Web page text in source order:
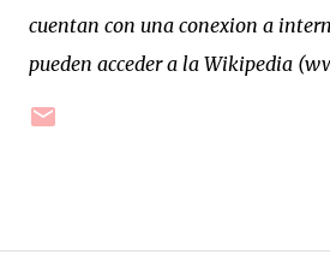
cuentan con una conexion a
pueden acceder a la Wikipedia